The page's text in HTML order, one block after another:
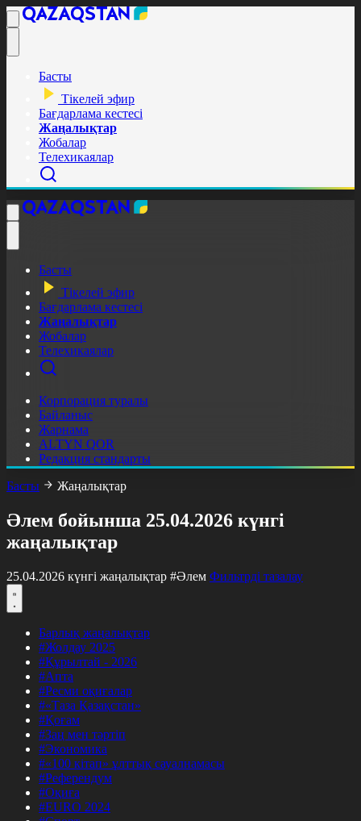
Басты
Тікелей эфир
Бағдарлама кестесі
Жаңалықтар
Жобалар
Телехикаялар
Басты
Тікелей эфир
Бағдарлама кестесі
Жаңалықтар
Жобалар
Телехикаялар
Корпорация туралы
Байланыс
Жарнама
ALTYN QOR
Редакция стандарты
Басты
Жаңалықтар
Әлем бойынша 25.04.2026 күнгі
жаңалықтар
25.04.2026 күнгі жаңалықтар #Әлем Фильтрді тазалау
Барлық жаңалықтар
#Жолдау 2025
#Құрылтай - 2026
#Апта
#Ресми оқиғалар
#«Таза Қазақстан»
#Қоғам
#Заң мен тәртіп
#Экономика
#«100 кітап» ұлттық сауалнамасы
#Референдум
#Оқиға
#EURO 2024